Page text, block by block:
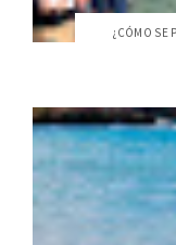
¿CÓMO SE